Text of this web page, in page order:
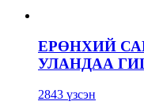
ЕРӨНХИЙ
УЛАНДАА
2843 үзсэн